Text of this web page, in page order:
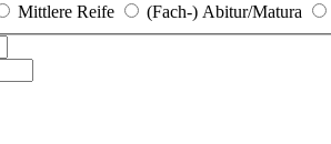
Mittlere Reife (Fach-) Abitur/Matura